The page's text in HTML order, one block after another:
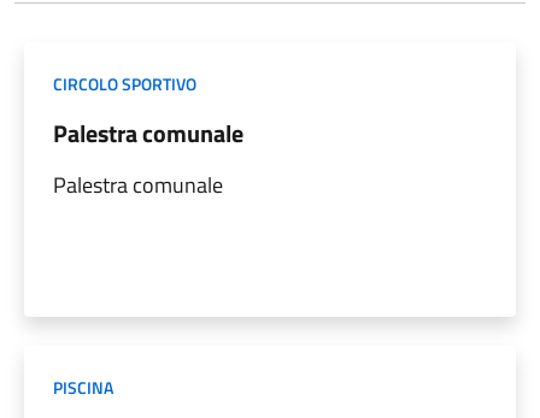
CIRCOLO SPORTIVO
Palestra comunale
Palestra comunale
PISCINA